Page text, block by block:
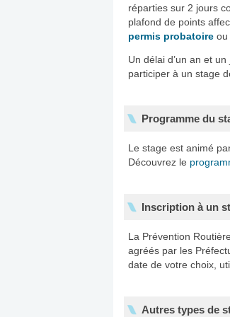
réparties sur 2 jours
plafond de points
permis probatoire ou
Un délai d’un an et
participer à un stage
Programme du
Le stage est animé
Découvrez le
Inscription à un
La Prévention
agréés par les
date de votre choix,
Autres types de